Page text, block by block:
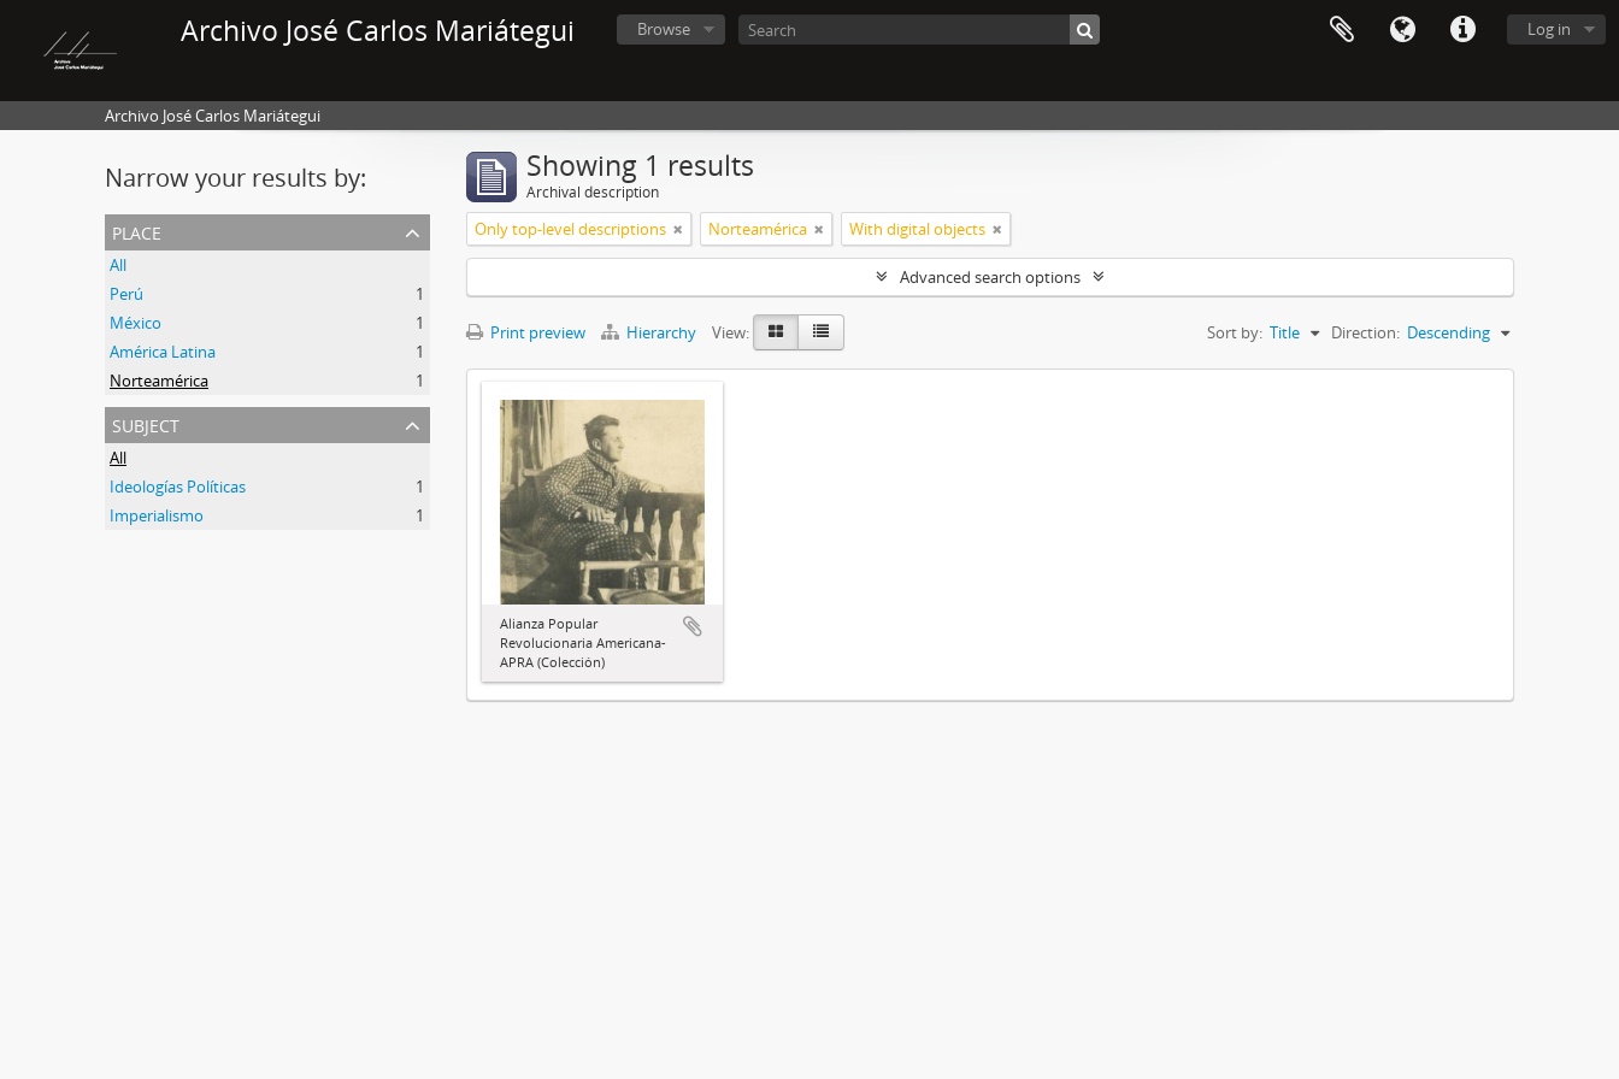
Archivo José Carlos Mariátegui Log in
Browse
Archivo José Carlos Mariátegui
Narrow your results by:
place
All
Perú
1
México
1
América Latina
1
Norteamérica
1
subject
All
Ideologías Políticas
1
Imperialismo
1
Showing 1 results
Archival description
Only top-level descriptions Norteamérica With digital objects
Advanced search options
Print preview Hierarchy View: Sort by: Title Direction: Descending
Alianza Popular
Revolucionaria Americana-
APRA (Colección)